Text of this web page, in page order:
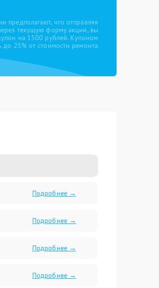
предполагают, что отправляя
текущую форму акции, вы
на 1500 рублей. Купоном
до 25% от стоимости ремонта
Подробнее →
Подробнее →
Подробнее →
Подробнее →